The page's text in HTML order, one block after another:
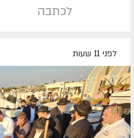
לכתבה
לפני 11 שעות